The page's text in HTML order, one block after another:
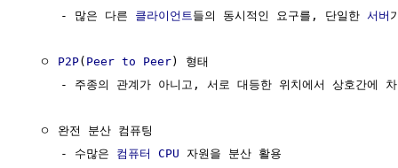
     - 많은 다른
클라이언트 들의 동시적인 요구를, 단일한 서버
  ㅇ
P2P( Peer to Peer) 형태
- 주종의 관계가 아니고, 서로 대등한 위치에서 상호간에
  ㅇ 완전 분산 컴퓨팅
     - 수많은
컴퓨터 CPU 자원을 분산 활용